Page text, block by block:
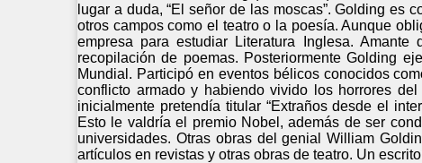
lugar a duda, “El señor de las moscas”. Golding es
otros campos como el teatro o la poesía. Aunque
empresa para estudiar Literatura Inglesa.
recopilación de poemas. Posteriormente Golding
Mundial. Participó en eventos bélicos conocidos
conflicto armado y habiendo vivido los horrores
inicialmente pretendía titular “Extraños desde el
Esto le valdría el premio Nobel, además de ser
universidades. Otras obras del genial William
artículos en revistas y otras obras de teatro. Un